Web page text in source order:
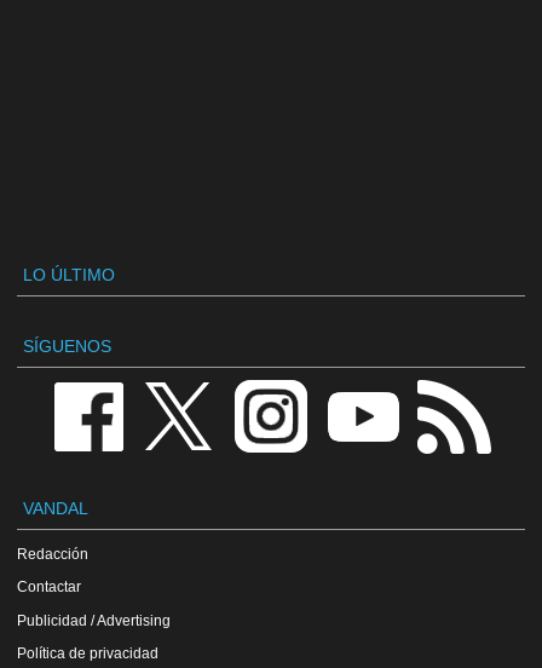
LO ÚLTIMO
SÍGUENOS
VANDAL
Redacción
Contactar
Publicidad / Advertising
Política de privacidad